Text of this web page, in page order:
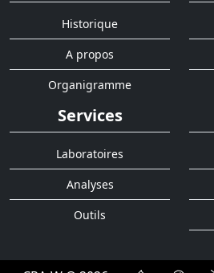
Historique
A propos
Organigramme
Services
Laboratoires
Analyses
Outils